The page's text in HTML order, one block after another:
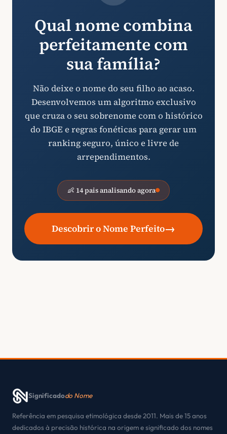
Qual nome combina
perfeitamente com
sua família?
Não deixe o nome do seu filho ao acaso.
Desenvolvemos um algoritmo exclusivo
que cruza o seu sobrenome com o histórico
do IBGE e regras fonéticas para gerar um
ranking seguro, único e livre de
arrependimentos.
👶 14 pais analisando agora
Descobrir o Nome Perfeito→
Significadodo Nome
Referência em pesquisa etimológica desde 2011. Mais de 15 anos
dedicados à precisão histórica na origem e significado dos nomes